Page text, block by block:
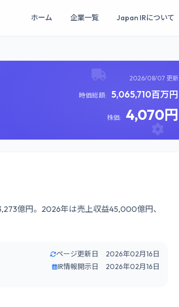
ホーム 企業一覧 Japan IRについて
2026/08/07 更新
時価総額: 5,065,710百万円
株価: 4,070円
億円。2026年は売上収益45,000億円、
ページ更新日 2026年02月16日
IR情報開示日 2026年02月16日